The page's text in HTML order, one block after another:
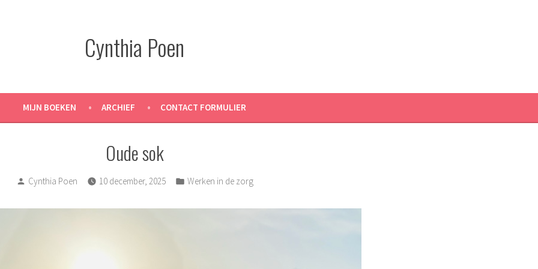
Cynthia Poen
MIJN BOEKEN ARCHIEF CONTACT FORMULIER
Oude sok
Posted
Cynthia Poen 10 december, 2025
Posted
Werken in de zorg